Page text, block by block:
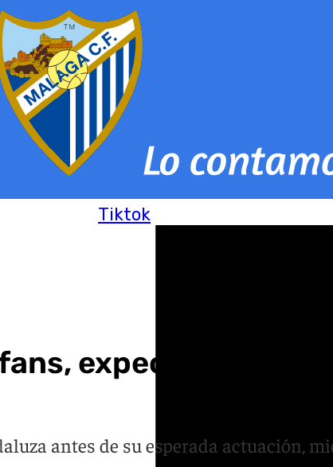
Tiktok
expectación y
antes de su esperada actuación,